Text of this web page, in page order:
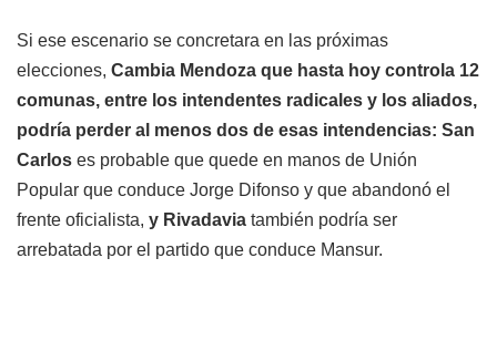
Si ese escenario se concretara en las próximas
elecciones, Cambia Mendoza que hasta hoy controla 12
comunas, entre los intendentes radicales y los aliados,
podría perder al menos dos de esas intendencias: San
Carlos es probable que quede en manos de Unión
Popular que conduce Jorge Difonso y que abandonó el
frente oficialista, y Rivadavia también podría ser
arrebatada por el partido que conduce Mansur.